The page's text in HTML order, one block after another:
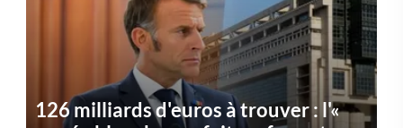
126 milliards d'euros à trouver : l'«